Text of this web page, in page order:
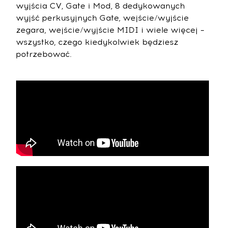
wyjścia CV, Gate i Mod, 8 dedykowanych
wyjść perkusyjnych Gate, wejście/wyjście
zegara, wejście/wyjście MIDI i wiele więcej –
wszystko, czego kiedykolwiek będziesz
potrzebować.